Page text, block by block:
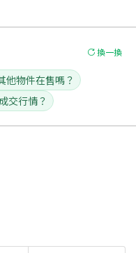
換一換
他物件在售嗎？
交行情？